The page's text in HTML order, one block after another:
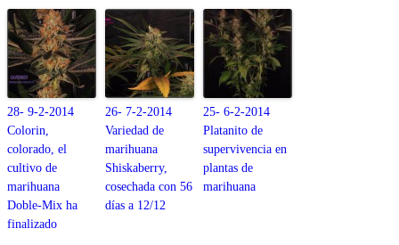
28- 9-2-2014
Colorin,
colorado, el
cultivo de
marihuana
Doble-Mix ha
finalizado
26- 7-2-2014
Variedad de
marihuana
Shiskaberry,
cosechada con 56
días a 12/12
25- 6-2-2014
Platanito de
supervivencia en
plantas de
marihuana